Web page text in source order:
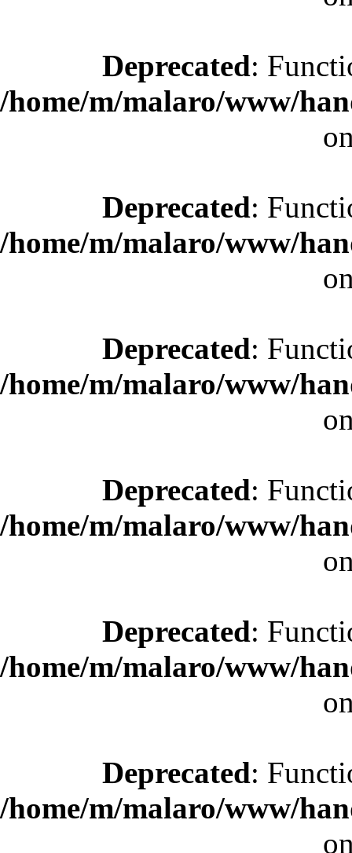
Deprecated:
/home/m/malaro/www/
Deprecated:
/home/m/malaro/www/
Deprecated:
/home/m/malaro/www/
Deprecated:
/home/m/malaro/www/
Deprecated:
/home/m/malaro/www/
Deprecated:
/home/m/malaro/www/